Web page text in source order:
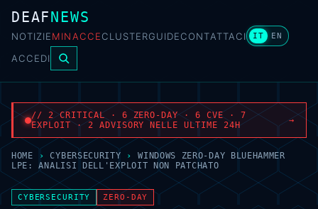
DEAFNEWS
NOTIZIEMINACCECLUSTERGUIDECONTATTACI IT EN
ACCEDI
// 2 CRITICAL · 6 ZERO-DAY · 6 CVE · 7
EXPLOIT · 2 ADVISORY NELLE ULTIME 24H
→
HOME › CYBERSECURITY ›
WINDOWS ZERO-DAY BLUEHAMMER
LPE: ANALISI DELL'EXPLOIT NON PATCHATO
CYBERSECURITY ZERO-DAY